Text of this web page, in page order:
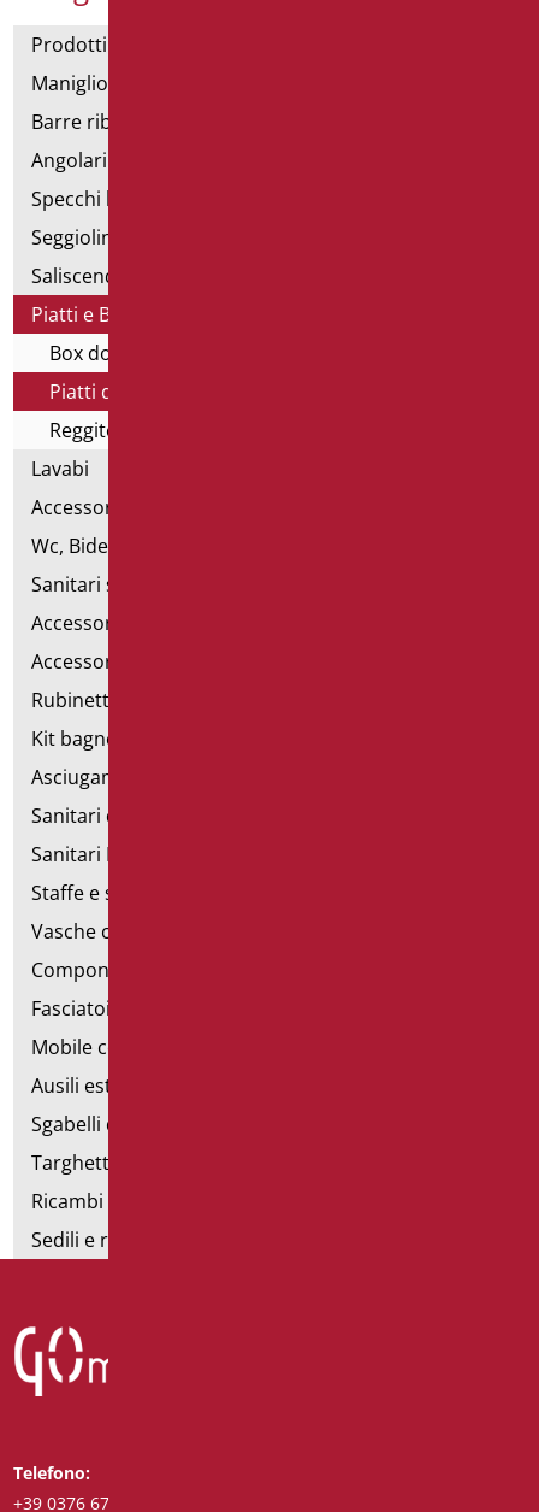
Prodotti con dichiarazione CAM
Maniglioni di sostegno
Barre ribaltabili e fisse
Angolari doccia e vasca
Specchi bagno
Seggiolini vasca e doccia
Saliscendi doccia di sostegno
Piatti e Box Doccia
Box doccia
Piatti doccia
Reggitenda
Lavabi
Accessori per Lavabo
Wc, Bidet e pareti attrezzate
Sanitari speciali
Accessori per WC
Accessori bagno
Rubinetteria
Kit bagno a norma
Asciugamani elettrici
Sanitari d'emergenza
Sanitari Inox
Staffe e sostegni per cartongesso
Vasche con sportello
Componibili corrimano
Fasciatoi
Mobile con poltrona
Ausili estraibili
Sgabelli doccia
Targhette bagno
Ricambi e minuteria
Sedili e rialzi WC
Telefono:
+39 0376 671780